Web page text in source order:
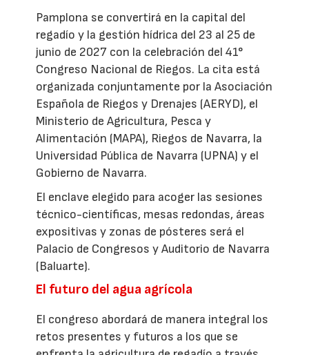
Pamplona se convertirá en la capital del
regadío y la gestión hídrica del 23 al 25 de
junio de 2027 con la celebración del 41°
Congreso Nacional de Riegos. La cita está
organizada conjuntamente por la Asociación
Española de Riegos y Drenajes (AERYD), el
Ministerio de Agricultura, Pesca y
Alimentación (MAPA), Riegos de Navarra, la
Universidad Pública de Navarra (UPNA) y el
Gobierno de Navarra.
El enclave elegido para acoger las sesiones
técnico-científicas, mesas redondas, áreas
expositivas y zonas de pósteres será el
Palacio de Congresos y Auditorio de Navarra
(Baluarte).
El futuro del agua agrícola
El congreso abordará de manera integral los
retos presentes y futuros a los que se